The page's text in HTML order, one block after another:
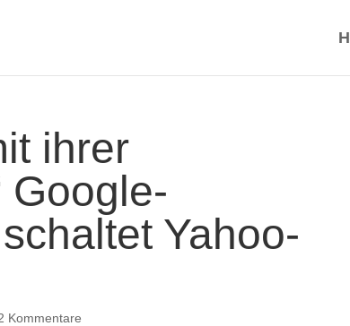
ihrer
Google-
Yahoo-
Kommentare